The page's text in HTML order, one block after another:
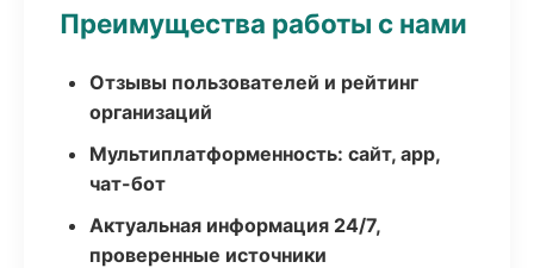
Преимущества работы с нами
Отзывы пользователей и рейтинг
организаций
Мультиплатформенность: сайт, app,
чат-бот
Актуальная информация 24/7,
проверенные источники